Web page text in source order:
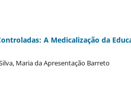
A Medicalização da
Maria da Apresentação Barreto